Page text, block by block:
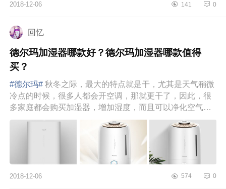
2018-12-06 141 0
回忆
德尔玛加湿器哪款好？德尔玛加湿器哪款值得
买？
#德尔玛# 秋冬之际，最大的特点就是干，尤其是天气稍微
冷点的时候，很多人都会开空调，那就更干了，因此，很
多家庭都会购买加湿器，增加湿度，而且可以净化空气。
那么，那么多品牌的...
2018-12-06 574 0